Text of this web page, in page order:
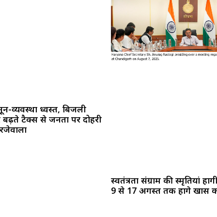
व्यवस्था ध्वस्त, बिजली
टैक्स से जनता पर दोहरी
स्वतंत्रता संग्राम की स्मृतियां
9 से 17 अगस्त तक होंगे खास